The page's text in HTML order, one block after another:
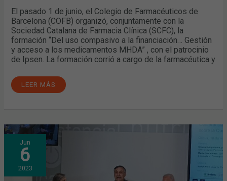
El pasado 1 de junio, el Colegio de Farmacéuticos de
Barcelona (COFB) organizó, conjuntamente con la
Sociedad Catalana de Farmacia Clínica (SCFC), la
formación “Del uso compasivo a la financiación… Gestión
y acceso a los medicamentos MHDA” , con el patrocinio
de Ipsen. La formación corrió a cargo de la farmacéutica y
LEER MÁS
Jun
6
2023
FARMACÉUTICOS
Y
FARMACÉUTICAS
PROFUNDIZAN
EN
EL
CONOCIMIENTO